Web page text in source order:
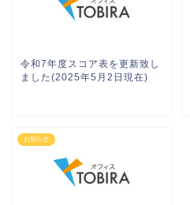
令和7年度スコア表を更新致し
ました(2025年5月2日現在)
お知らせ